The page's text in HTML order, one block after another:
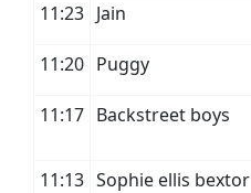
11:23 Jain
11:20 Puggy
11:17 Backstreet boys
11:13 Sophie ellis bextor